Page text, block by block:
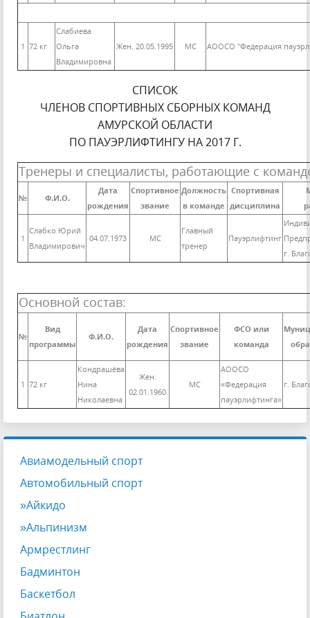
1 72 кг
Слабиева
Ольга
Владимировна
Жен. 20.05.1995 МС АООСО "Федерация
СПИСОК
ЧЛЕНОВ СПОРТИВНЫХ СБОРНЫХ КОМАНД
АМУРСКОЙ ОБЛАСТИ
ПО ПАУЭРЛИФТИНГУ НА 2017 Г.
Тренеры и специалисты, работающие с
№ Ф.И.О.
Дата
рождения
Спортивное
звание
Должность
в команде
Спортивная
дисциплина
1
Слабко Юрий
Владимирович
04.07.1973 МС
Главный
тренер
Пауэрлифтинг
г.
Основной состав:
№
Вид
программы
Ф.И.О.
Дата
рождения
Спортивное
звание
ФСО или
команда
1 72 кг
Кондрашёва
Нина
Николаевна
Жен.
02.01.1960
МС
АООСО
«Федерация
пауэрлифтинга»
г.
Авиамодельный спорт
Автомобильный спорт
»Айкидо
»Альпинизм
Армрестлинг
Бадминтон
Баскетбол